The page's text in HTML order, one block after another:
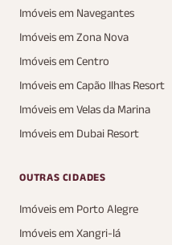
Imóveis em Navegantes
Imóveis em Zona Nova
Imóveis em Centro
Imóveis em Capão Ilhas Resort
Imóveis em Velas da Marina
Imóveis em Dubai Resort
OUTRAS CIDADES
Imóveis em Porto Alegre
Imóveis em Xangri-lá